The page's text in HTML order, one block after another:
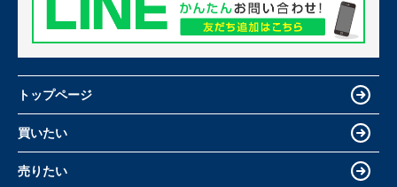
トップページ
買いたい
売りたい